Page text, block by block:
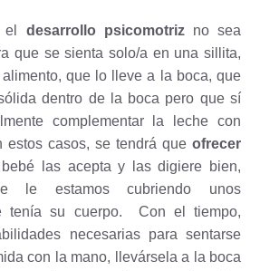
el desarrollo psicomotrizno sea
que se sienta solo/a en una sillita,
que lo lleve a la boca, que
dentro de la boca pero que sí
complementar la leche con
estos casos, se tendrá que ofrecer
las acepta y las digiere bien,
le estamos cubriendo unos
tenía su cuerpo.
Con el tiempo,
necesarias para sentarse
con la mano, llevársela a la boca